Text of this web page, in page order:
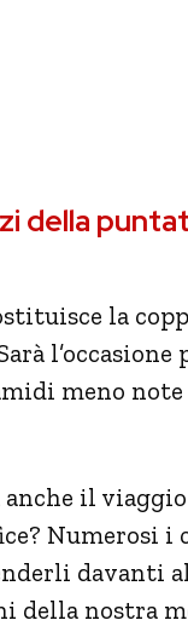
della
la
meno note
il
Numerosi i
davanti
della nostra